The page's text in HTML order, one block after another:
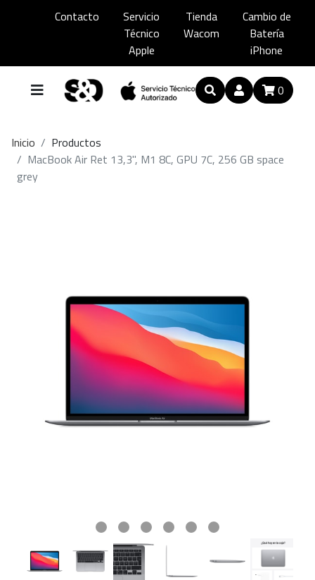
Contacto
Servicio
Técnico
Apple
Tienda
Wacom
Cambio de
Batería
iPhone
0
Inicio
Productos
MacBook Air Ret 13,3'', M1 8C, GPU 7C, 256 GB space
grey